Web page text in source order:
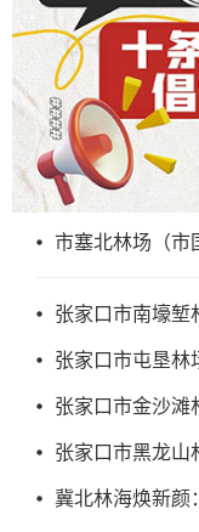
张家口市北石塄
张家口市宣化林
“4·15”全民国家
市塞北林场关于
市塞北林场（市
张家口市南壕
张家口市屯垦林
张家口市金沙
张家口市黑龙